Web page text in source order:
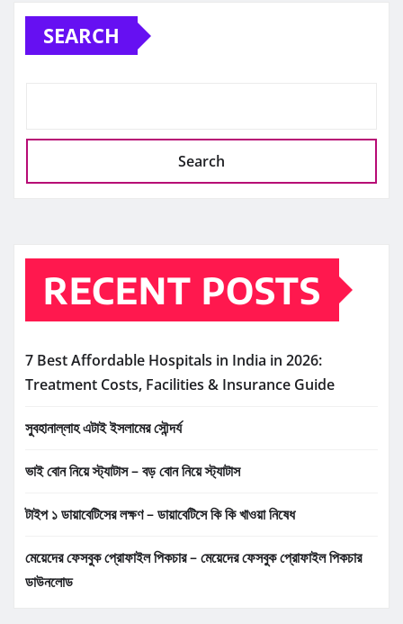
SEARCH
Search
RECENT POSTS
7 Best Affordable Hospitals in India in 2026:
Treatment Costs, Facilities & Insurance Guide
সুবহানাল্লাহ এটাই ইসলামের সৌন্দর্য
ভাই বোন নিয়ে স্ট্যাটাস – বড় বোন নিয়ে স্ট্যাটাস
টাইপ ১ ডায়াবেটিসের লক্ষণ – ডায়াবেটিসে কি কি খাওয়া নিষেধ
মেয়েদের ফেসবুক প্রোফাইল পিকচার – মেয়েদের ফেসবুক প্রোফাইল পিকচার
ডাউনলোড